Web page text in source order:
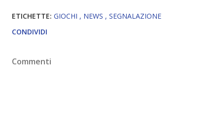
ETICHETTE: GIOCHI NEWS
SEGNALAZIONE
CONDIVIDI
Commenti